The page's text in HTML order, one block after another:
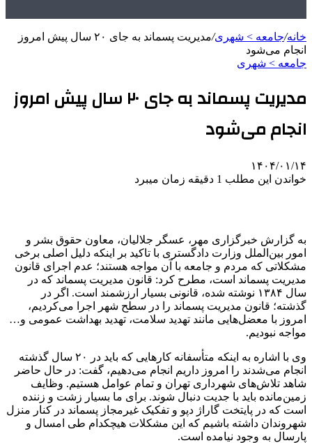
خانه/جامعه > شهری/
مدیریت پسماند به جای ۲۰ سال پیش امروز
انجام می‌شود
جامعه > شهری
مدیریت پسماند به جای ۲۰ سال پیش امروز
انجام می‌شود
۱۴۰۴/۰۱/۱۴
خواندن این مطلب 1 دقیقه زمان میبرد
به گزارش خبرگزاری مهر، عسگر جلالیان، معاون حقوق بشر و
امور بین‌الملل وزارت دادگستری با تاکید بر اینکه دلیل اصلی برخی
مشکلاتی که مردم و جامعه با آن مواجه هستند؛ عدم اجرای قانون
مدیریت پسماند است، مطرح کرد: قانون مدیریت پسماند که در
سال ۱۳۸۴ نوشته شده، قانونی بسیار ارزشمند است. اگر در
گذشته؛ قانون مدیریت پسماند را در سطح شهر اجرا می‌کردیم،
امروز با معضل‌هایی مانند تهدید سلامت، تهدید بهداشت عمومی و…
مواجه نبودیم.
وی با اشاره به اینکه متأسفانه کارهایی که باید در ۲۰ سال گذشته
انجام می‌شدند را امروز داریم انجام می‌دهیم، گفت: در حال حاضر
شاهد تلاش‌های شهرداری تهران و تمام عوامل هستیم. وظایف
زمین‌مانده باید با جدیت دنبال شوند. برای ما بسیار زشت و زننده
است که در پایتخت گاراژ دپو و تفکیک غیرمجاز پسماند در کنار منزل
شهروندان داشته باشیم که این مشکلات هیچکدام طی امسال و
پارسال به وجود نیامده است.